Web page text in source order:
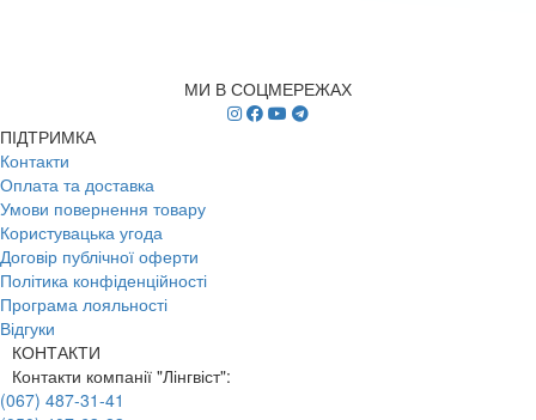
МИ В СОЦМЕРЕЖАХ
ПІДТРИМКА
Контакти
Оплата та доставка
Умови повернення товару
Користувацька угода
Договір публічної оферти
Політика конфіденційності
Програма лояльності
Відгуки
КОНТАКТИ
Контакти компанії "Лінгвіст":
(067) 487-31-41